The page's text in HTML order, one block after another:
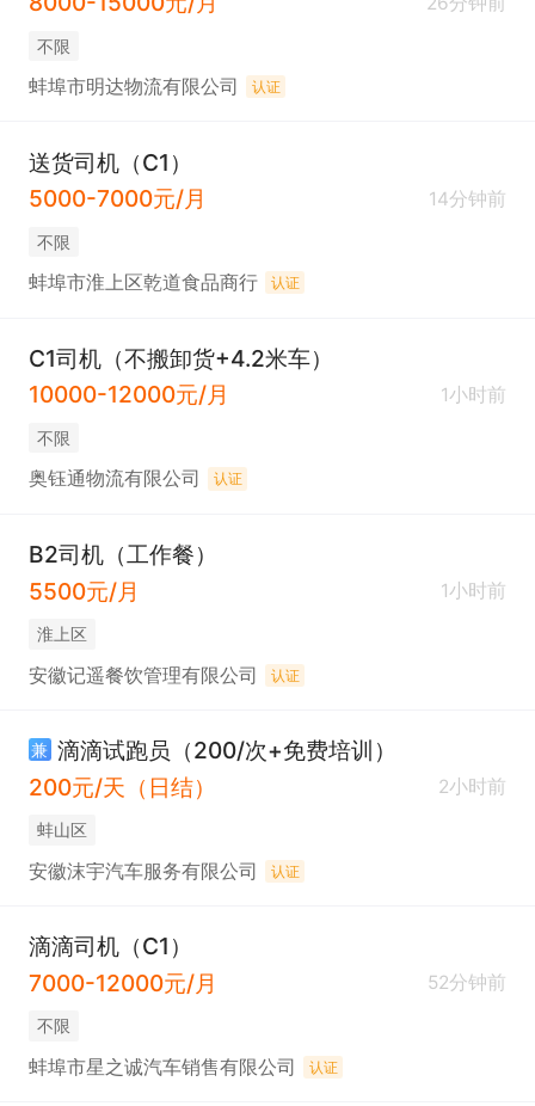
不限
蚌埠市明达物流有限公司 认证
送货司机（C1）
5000-7000元/月
14分钟前
不限
蚌埠市淮上区乾道食品商行 认证
C1司机（不搬卸货+4.2米车）
10000-12000元/月
1小时前
不限
奥钰通物流有限公司 认证
B2司机（工作餐）
5500元/月
1小时前
淮上区
安徽记遥餐饮管理有限公司 认证
兼 滴滴试跑员（200/次+免费培训）
200元/天（日结）
2小时前
蚌山区
安徽沫宇汽车服务有限公司 认证
滴滴司机（C1）
7000-12000元/月
52分钟前
不限
蚌埠市星之诚汽车销售有限公司 认证